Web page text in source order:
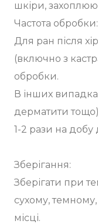
шкіри,
Частота обробки:
Для ран після
(включно з
обробки.
В інших
дерматити
1-2 рази на
Зберігання:
Зберігати при
сухому,
місці.